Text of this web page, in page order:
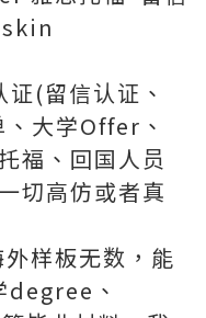
(留信认证、
大学Offer、
福、回国人员
切高仿或者真
样板无数，能
degree、